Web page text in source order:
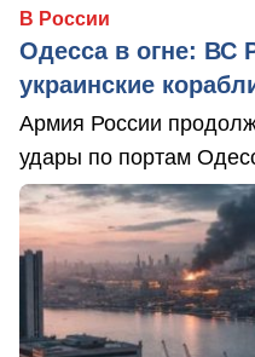
В России
Одесса в огне: ВС
украинские
Армия России
удары по портам